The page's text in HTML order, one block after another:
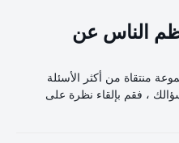
الناس عن
منتقاة من أكثر الأسئلة
، فقم بإلقاء نظرة على